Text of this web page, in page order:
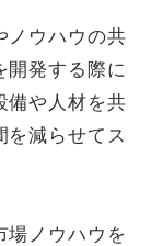
ノウハウの共
開発する際に
備や人材を共
を減らせてス
場ノウハウを